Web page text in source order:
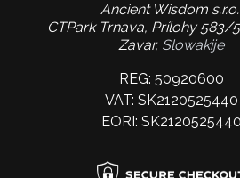
Ancient Wisdom
CTPark Trnava, Prílohy 583/
Zavar, Slowakije
REG: 50920600
VAT: SK2120525440
EORI: SK2120525440